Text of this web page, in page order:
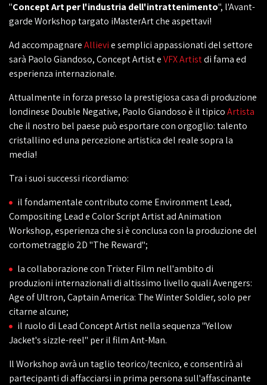
"Concept Art per l'industria dell'intrattenimento", l'Avant-
garde Workshop targato iMasterArt che aspettavi!
Ad accompagnareAllievie semplici appassionati del settore
sarà Paolo Giandoso, Concept Artist eVFX Artistdi fama ed
esperienza internazionale.
Attualmente in forza presso la prestigiosa casa di produzione
londinese Double Negative, Paolo Giandoso è il tipicoArtista
che il nostro bel paese può esportare con orgoglio: talento
cristallino ed una percezione artistica del reale sopra la
media!
Tra i suoi successi ricordiamo:
il fondamentale contributo come Environment Lead,
Compositing Lead e Color Script Artist ad Animation
Workshop, esperienza che si è conclusa con la produzione del
cortometraggio 2D "The Reward";
la collaborazione con Trixter Film nell'ambito di
produzioni internazionali di altissimo livello quali Avengers:
Age of Ultron, Captain America: The Winter Soldier, solo per
citarne alcune;
il ruolo di Lead Concept Artist nella sequenza "Yellow
Jacket's sizzle-reel" per il film Ant-Man.
Il Workshop avrà un taglio teorico/tecnico, e consentirà ai
partecipanti di affacciarsi in prima persona sull'affascinante